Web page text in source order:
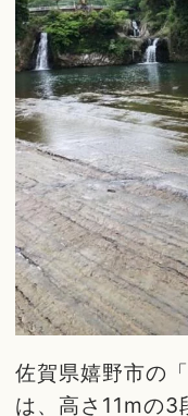
佐賀県嬉野市の
は、高さ11mの3